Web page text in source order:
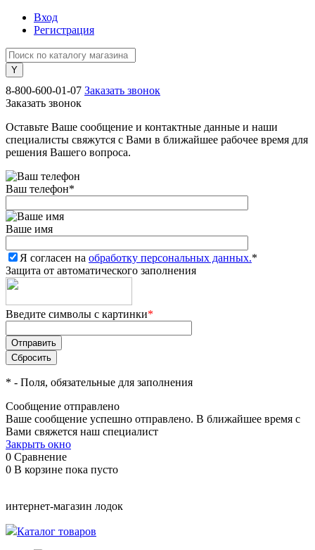
Вход
Регистрация
8-800-600-01-07 Заказать звонок
Заказать звонок
Оставьте Ваше сообщение и контактные данные и наши
специалисты свяжутся с Вами в ближайшее рабочее время для
решения Вашего вопроса.
Ваш телефон*
Ваше имя
Я согласен на обработку персональных данных.*
Защита от автоматического заполнения
Введите символы с картинки*
* - Поля, обязательные для заполнения
Сообщение отправлено
Ваше сообщение успешно отправлено. В ближайшее время с
Вами свяжется наш специалист
Закрыть окно
0 Сравнение
0 В корзине пока пусто
интернет-магазин лодок
Каталог товаров